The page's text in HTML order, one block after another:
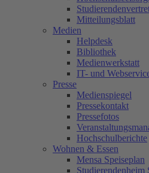
Mitteilungsblatt
Medien
Helpdesk
Bibliothek
Medienwerkstatt
IT- und
Presse
Medienspiegel
Pressekontakt
Pressefotos
Hochschulberichte
Wohnen & Essen
Mensa Speiseplan
Studierendenheim